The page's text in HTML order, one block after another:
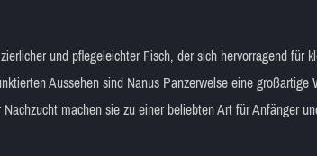
und pflegeleichter Fisch, der sich hervorragend
Aussehen sind Nanus Panzerwelse eine
machen sie zu einer beliebten Art für Anfänger